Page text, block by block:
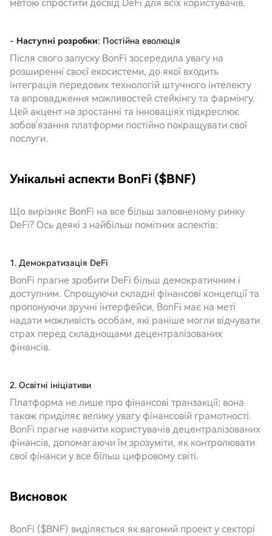
метою спростити досвід DeFi для всіх користувачів.
- Наступні розробки: Постійна еволюція
Після свого запуску BonFi зосередила увагу на
розширенні своєї екосистеми, до якої входить
інтеграція передових технологій штучного інтелекту
та впровадження можливостей стейкінгу та фармінгу.
Цей акцент на зростанні та інноваціях підкреслює
зобов'язання платформи постійно покращувати свої
послуги.
Унікальні аспекти BonFi ($BNF)
Що вирізняє BonFi на все більш заповненому ринку
DeFi? Ось деякі з найбільш помітних аспектів:
1. Демократизація DeFi
BonFi прагне зробити DeFi більш демократичним і
доступним. Спрощуючи складні фінансові концепції та
пропонуючи зручні інтерфейси, BonFi має на меті
надати можливість особам, які раніше могли відчувати
страх перед складнощами децентралізованих
фінансів.
2. Освітні ініціативи
Платформа не лише про фінансові транзакції; вона
також приділяє велику увагу фінансовій грамотності.
BonFi прагне навчити користувачів децентралізованих
фінансів, допомагаючи їм зрозуміти, як контролювати
свої фінанси у все більш цифровому світі.
Висновок
BonFi ($BNF) виділяється як вагомий проект у секторі